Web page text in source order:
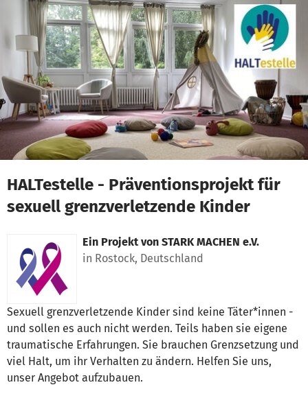
Zum Hauptinhalt springen
Erklärung zur Barrierefreiheit anzeigen
HALTestelle - Präventionsprojekt für
sexuell grenzverletzende Kinder
Ein Projekt von STARK MACHEN e.V.
in Rostock, Deutschland
Sexuell grenzverletzende Kinder sind keine Täter*innen -
und sollen es auch nicht werden. Teils haben sie eigene
traumatische Erfahrungen. Sie brauchen Grenzsetzung und
viel Halt, um ihr Verhalten zu ändern. Helfen Sie uns,
unser Angebot aufzubauen.